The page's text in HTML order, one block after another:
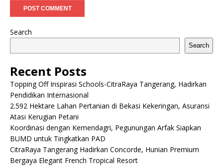
Search
Search
Recent Posts
Topping Off Inspirasi Schools-CitraRaya Tangerang, Hadirkan
Pendidikan Internasional
2.592 Hektare Lahan Pertanian di Bekasi Kekeringan, Asuransi
Atasi Kerugian Petani
Koordinasi dengan Kemendagri, Pegunungan Arfak Siapkan
BUMD untuk Tingkatkan PAD
CitraRaya Tangerang Hadirkan Concorde, Hunian Premium
Bergaya Elegant French Tropical Resort